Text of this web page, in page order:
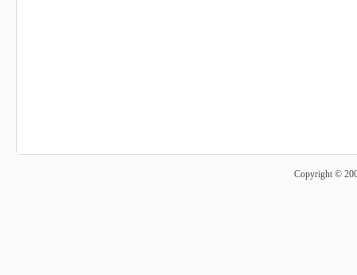
Copyright ©